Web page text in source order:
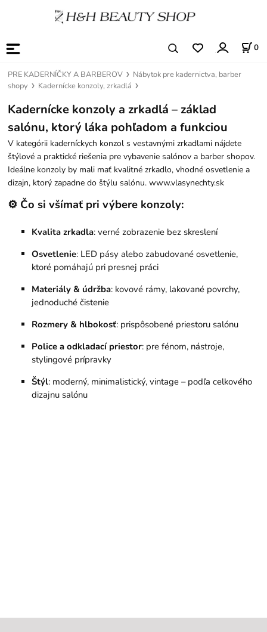
0
PRE KADERNÍČKY A BARBEROV
Nábytok pre kadernictva, barber
shopy
Kadernícke konzoly, zrkadlá
Kadernícke konzoly a zrkadlá – základ
salónu, ktorý láka pohľadom a funkciou
V kategórii kaderníckych konzol s vestavnými zrkadlami nájdete
štýlové a praktické riešenia pre vybavenie salónov a barber shopov.
Ideálne konzoly by mali mať kvalitné zrkadlo, vhodné osvetlenie a
dizajn, ktorý zapadne do štýlu salónu. www.vlasynechty.sk
⚙️ Čo si všímať pri výbere konzoly:
Kvalita zrkadla: verné zobrazenie bez skreslení
Osvetlenie: LED pásy alebo zabudované osvetlenie,
ktoré pomáhajú pri presnej práci
Materiály & údržba: kovové rámy, lakované povrchy,
jednoduché čistenie
Rozmery & hlbokosť: prispôsobené priestoru salónu
Police a odkladací priestor: pre fénom, nástroje,
stylingové prípravky
Štýl: moderný, minimalistický, vintage – podľa celkového
dizajnu salónu